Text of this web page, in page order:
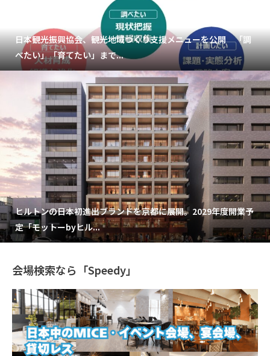
日本観光振興協会、観光地域づくり支援メニューを公開 「調
べたい」「育てたい」まで...
ヒルトンの日本初進出ブランドを京都に展開。2029年度開業予
定「モットーbyヒル...
会場検索なら「Speedy」